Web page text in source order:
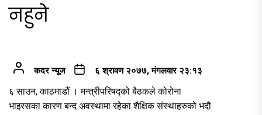
नहुने
कदर न्यूज ६ श्रावण २०७७, मंगलवार २३:१३
६ साउन, काठमाडौं । मन्त्रीपरिषद्को बैठकले कोरोना
भाइरसका कारण बन्द अवस्थामा रहेका शैक्षिक संस्थाहरुको भदौ